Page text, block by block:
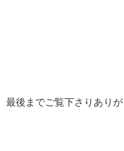
最後までご覧下さりあり